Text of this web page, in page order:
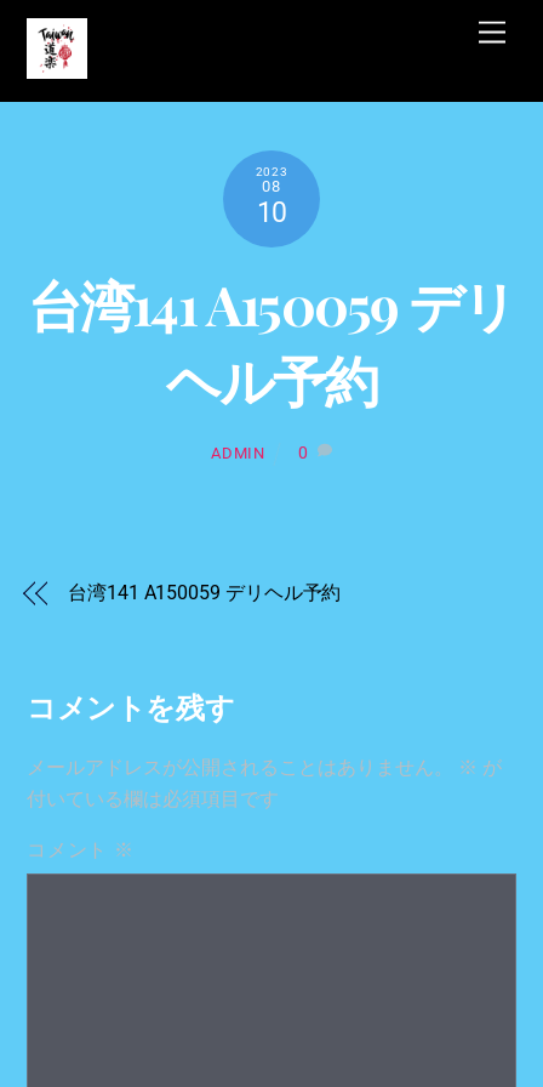
Skip
content
2023
08
10
台湾141 A150059 デリ
ヘル予約
ADMIN 0
台湾141 A150059 デリヘル予約
コメントを残す
メールアドレスが公開されることはありません。 ※ が
付いている欄は必須項目です
コメント ※